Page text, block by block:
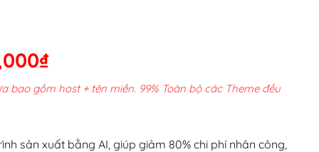
₫Giá
hiện
tại
200,000₫.
bao gồm host + tên miền. 99% Toàn bộ các Theme đều
sản xuất bằng AI, giúp giảm 80% chi phí nhân công,